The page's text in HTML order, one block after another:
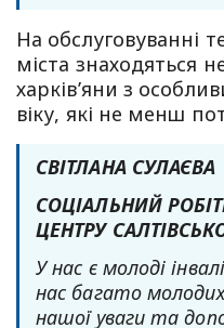
На обслуговуванні
міста знаходяться
харківʼяни з
віку, які не менш
СВІТЛАНА СУЛАЄВА
СОЦІАЛЬНИЙ
ЦЕНТРУ
У нас є молоді
нас багато
нашої уваги та